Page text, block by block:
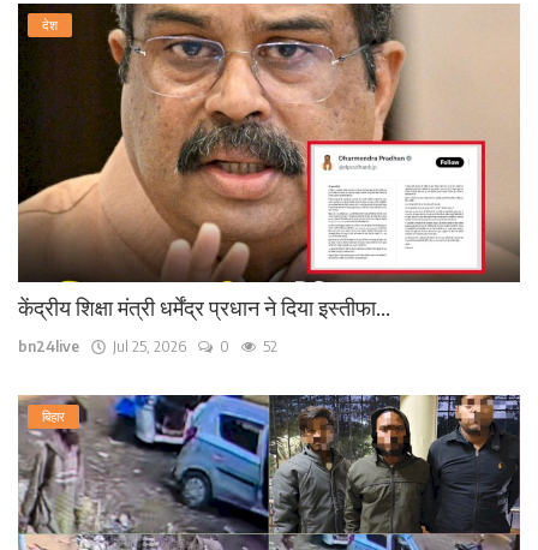
देश
केंद्रीय शिक्षा मंत्री धर्मेंद्र प्रधान ने दिया इस्तीफा...
bn24live Jul 25, 2026 0 52
बिहार